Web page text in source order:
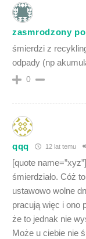
zasmrodzony
śmierdzi z
odpady (np
0
qqq 12 lat temu
[quote
śmierdziało. Cóż
ustawowo wolne
pracują więc i ono
że to jednak nie
Może u ciebie nie